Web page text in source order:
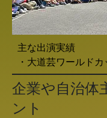
主な出演実績
・大道芸ワールド
岡県）
・モリコロパーク
バル（愛知県）
企業や自治体
ント